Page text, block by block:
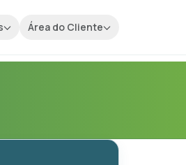
Área do Cliente